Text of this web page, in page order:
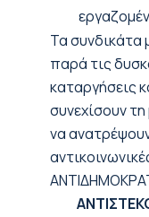
Τα συνδικάτα
παρά τις
καταργήσεις
συνεχίσουν
να